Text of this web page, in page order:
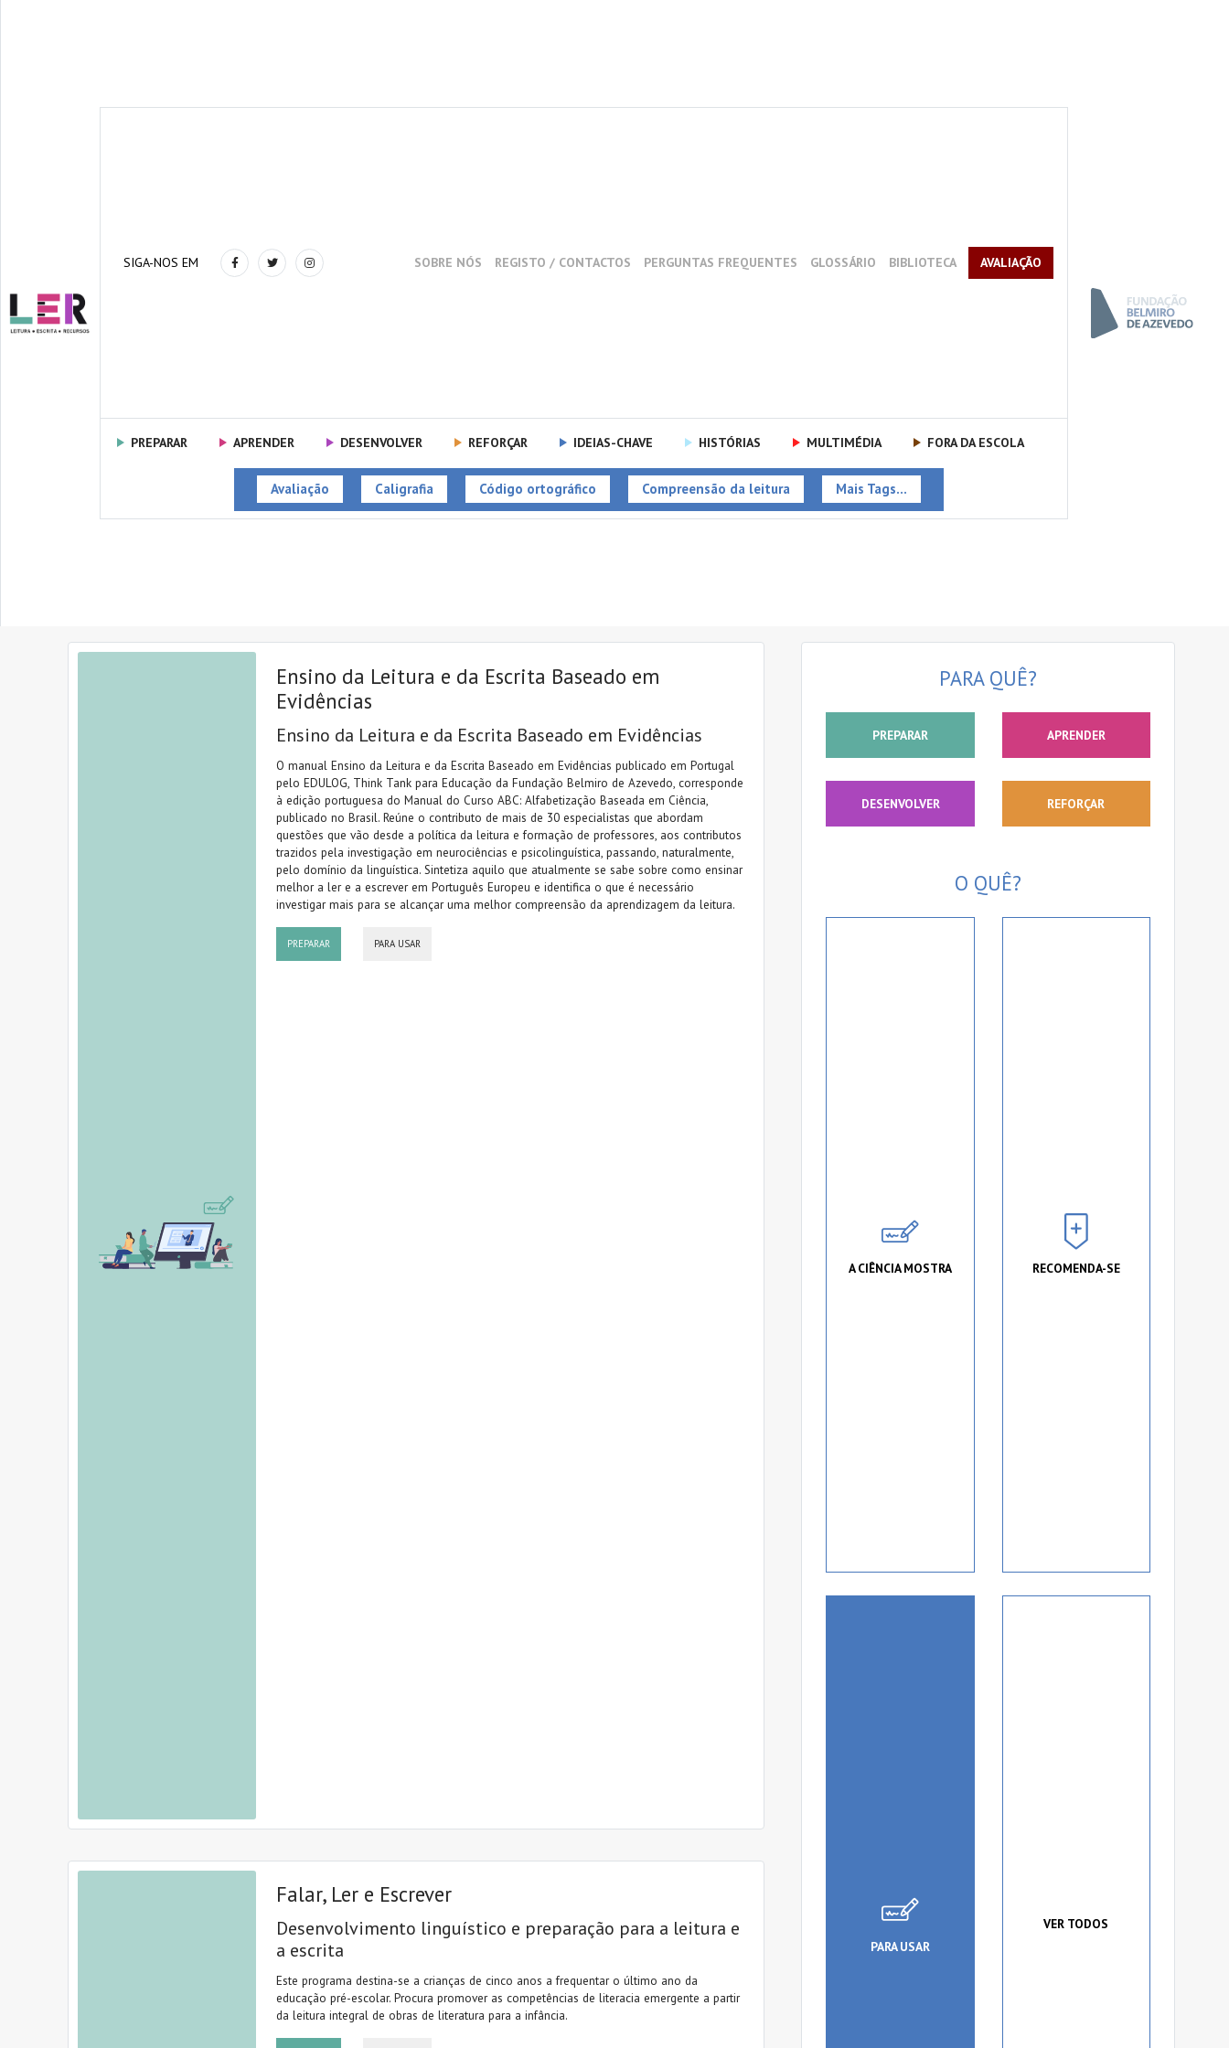
PREPARAR APRENDER DESENVOLVER REFORÇAR IDEIAS-CHAVE HISTÓRIAS MULTIMÉDIA FORA DA ESCOLA
Avaliação Caligrafia Código ortográfico Compreensão da leitura Mais Tags...
SIGA-NOS EM SOBRE NÓS REGISTO / CONTACTOS PERGUNTAS FREQUENTES GLOSSÁRIO BIBLIOTECA AVALIAÇÃO
PARA QUÊ?
PREPARAR APRENDER
DESENVOLVER REFORÇAR
O QUÊ?
A CIÊNCIA MOSTRA RECOMENDA-SE
PARA USAR
VER TODOS
Ensino da Leitura e da Escrita Baseado em
Evidências
Ensino da Leitura e da Escrita Baseado em Evidências
O manual Ensino da Leitura e da Escrita Baseado em Evidências publicado em Portugal
pelo EDULOG, Think Tank para Educação da Fundação Belmiro de Azevedo, corresponde
à edição portuguesa do Manual do Curso ABC: Alfabetização Baseada em Ciência,
publicado no Brasil. Reúne o contributo de mais de 30 especialistas que abordam
questões que vão desde a política da leitura e formação de professores, aos contributos
trazidos pela investigação em neurociências e psicolinguística, passando, naturalmente,
pelo domínio da linguística. Sintetiza aquilo que atualmente se sabe sobre como ensinar
melhor a ler e a escrever em Português Europeu e identifica o que é necessário
investigar mais para se alcançar uma melhor compreensão da aprendizagem da leitura.
PREPARAR PARA USAR
Falar, Ler e Escrever
Desenvolvimento linguístico e preparação para a leitura e
a escrita
Este programa destina-se a crianças de cinco anos a frequentar o último ano da
educação pré-escolar. Procura promover as competências de literacia emergente a partir
da leitura integral de obras de literatura para a infância.